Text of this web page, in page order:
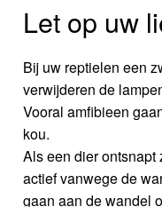
Let op uw
Bij uw reptielen een
verwijderen de
Vooral amfibieen
kou.
Als een dier
actief vanwege de
gaan aan de wandel